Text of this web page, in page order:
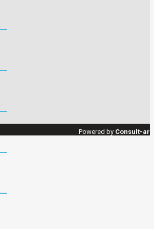
Powered by Consult-ar